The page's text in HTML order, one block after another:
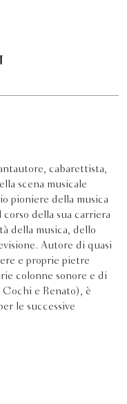
cabarettista,
scena musicale
pioniere della musica
della sua carriera
della musica, dello
Autore di quasi
e proprie pietre
colonne sonore e di
e Renato), è
le successive